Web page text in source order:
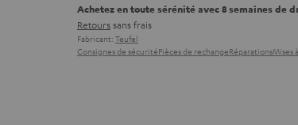
Achetez en toute sérénité avec 8 semaines de
Retourssans frais
Fabricant: Teufel
Consignes de sécuritéPièces de rechangeRéparationsMises